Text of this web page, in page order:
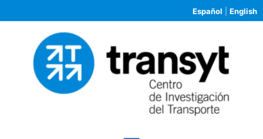
Español English